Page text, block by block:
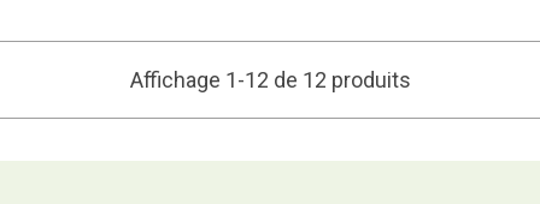
Affichage 1-12 de 12 produits